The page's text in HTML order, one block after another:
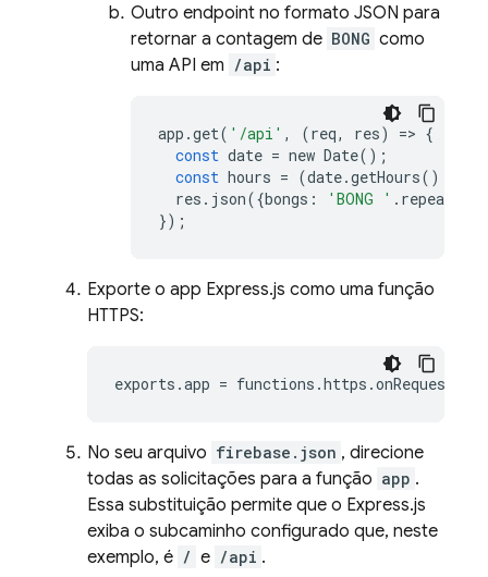
Outro endpoint no formato JSON para
retornar a contagem de BONG como
uma API em /api :
app .get( '/api' , (req, res) => {
const date = new Date();
const hours = (date.getHours()
res . json({bongs : 'BONG ' . repeat
});
Exporte o app Express.js como uma função
HTTPS:
exports .app = functions .https .onRequest
No seu arquivo firebase.json , direcione
todas as solicitações para a função app .
Essa substituição permite que o Express.js
exiba o subcaminho configurado que, neste
exemplo, é / e /api .